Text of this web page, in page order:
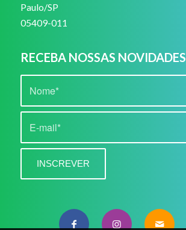
Paulo/SP
05409-011
RECEBA NOSSAS NOVIDADES